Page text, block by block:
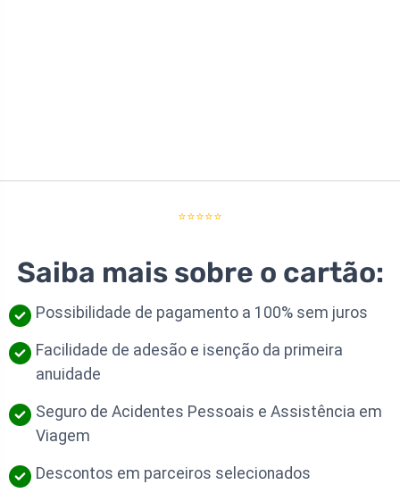
⭐⭐⭐⭐⭐
Saiba mais sobre o cartão:
Possibilidade de pagamento a 100% sem juros
Facilidade de adesão e isenção da primeira
anuidade
Seguro de Acidentes Pessoais e Assistência em
Viagem
Descontos em parceiros selecionados